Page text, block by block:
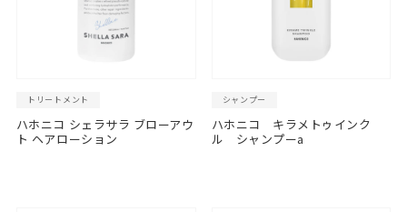
トリートメント
ハホニコ シェラサラ ブローアウ
ト ヘアローション
シャンプー
ハホニコ キラメトゥインク
ル シャンプーa